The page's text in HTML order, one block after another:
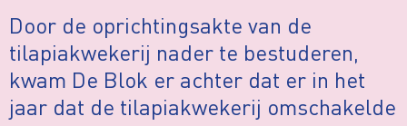
Door de oprichtingsakte van de
tilapiakwekerij nader te bestuderen,
kwam De Blok er achter dat er in het
jaar dat de tilapiakwekerij omschakelde